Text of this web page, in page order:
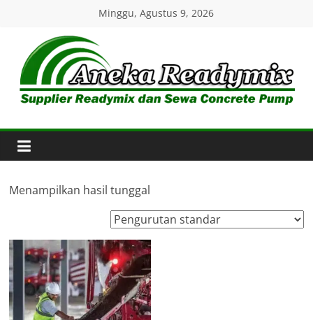
content
Minggu, Agustus 9, 2026
Aneka
Readymix
Pusat
Online
Ready
mix
di
Indonesia
Menampilkan hasil tunggal